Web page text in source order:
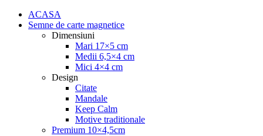
ACASA
Semne de carte magnetice
Dimensiuni
Mari 17×5 cm
Medii 6,5×4 cm
Mici 4×4 cm
Design
Citate
Mandale
Keep Calm
Motive traditionale
Premium 10×4,5cm